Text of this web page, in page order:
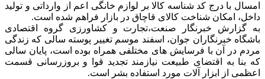
امسال با درج کد شناسه کالا بر لوازم خانگی اعم از وارداتی و تولید
داخل، امکان شناخت کالای قاچاق در بازار فراهم شده است.
به گزارش خبرنگار صنعت،تجارت و کشاورزی گروه اقتصادی
باشگاه خبرنگاران جوان، اسفند موسم تغییر پوسته سالی که زندگی
مردم در آن با فرسایش های مختلفی همراه بوده است، پایان سالی
که بنا به اقتضای طبیعت نیازمند تجدید قوا و بروزرسانی قسمت
اعظمی از ابزار آلات مورد استفاده بشر است.